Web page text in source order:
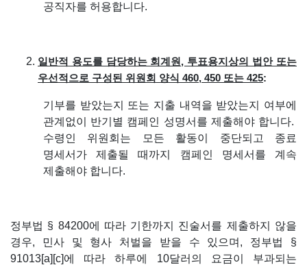
공직자를 허용합니다.
일반적 용도를 담당하는 회계원, 투표용지상의 법안 또는
우선적으로 구성된 위원회 양식 460, 450 또는 425:
기부를 받았는지 또는 지출 내역을 받았는지 여부에
관계없이 반기별 캠페인 성명서를 제출해야 합니다.
수령인 위원회는 모든 활동이 중단되고 종료
명세서가 제출될 때까지 캠페인 명세서를 계속
제출해야 합니다.
정부법 § 84200에 따라 기한까지 진술서를 제출하지 않을
경우, 민사 및 형사 처벌을 받을 수 있으며, 정부법 §
91013[a][c]에 따라 하루에 10달러의 요금이 부과되는